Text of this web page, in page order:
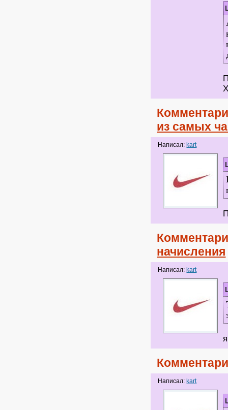
из самых
Написал: kart
начисления
Написал: kart
Написал: kart